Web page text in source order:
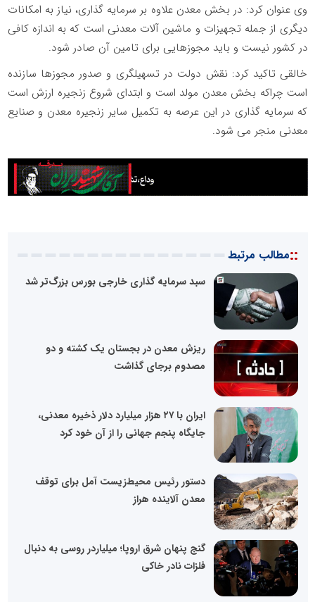
وی عنوان کرد: در بخش معدن علاوه بر سرمایه گذاری، نیاز به امکانات
دیگری از جمله تجهیزات و ماشین آلات معدنی است که به اندازه کافی
در کشور نیست و باید مجوزهایی برای تامین آن صادر شود.
خالقی تاکید کرد: نقش دولت در تسهیلگری و صدور مجوزها سازنده
است چراکه بخش معدن مولد است و ابتدای شروع زنجیره ارزش است
که سرمایه گذاری در این عرصه به تکمیل سایر زنجیره معدن و صنایع
معدنی منجر می شود.
::مطالب مرتبط
سبد سرمایه گذاری خارجی بورس بزرگ‌تر شد
ریزش معدن در بجستان یک کشته و دو
مصدوم برجای گذاشت
ایران با ۲۷ هزار میلیارد دلار ذخیره معدنی،
جایگاه پنجم جهانی را از آن خود کرد
دستور رئیس محیط‌زیست آمل برای توقف
معدن آلاینده هراز
گنج پنهان شرق اروپا؛ میلیاردر روسی به دنبال
فلزات نادر خاکی